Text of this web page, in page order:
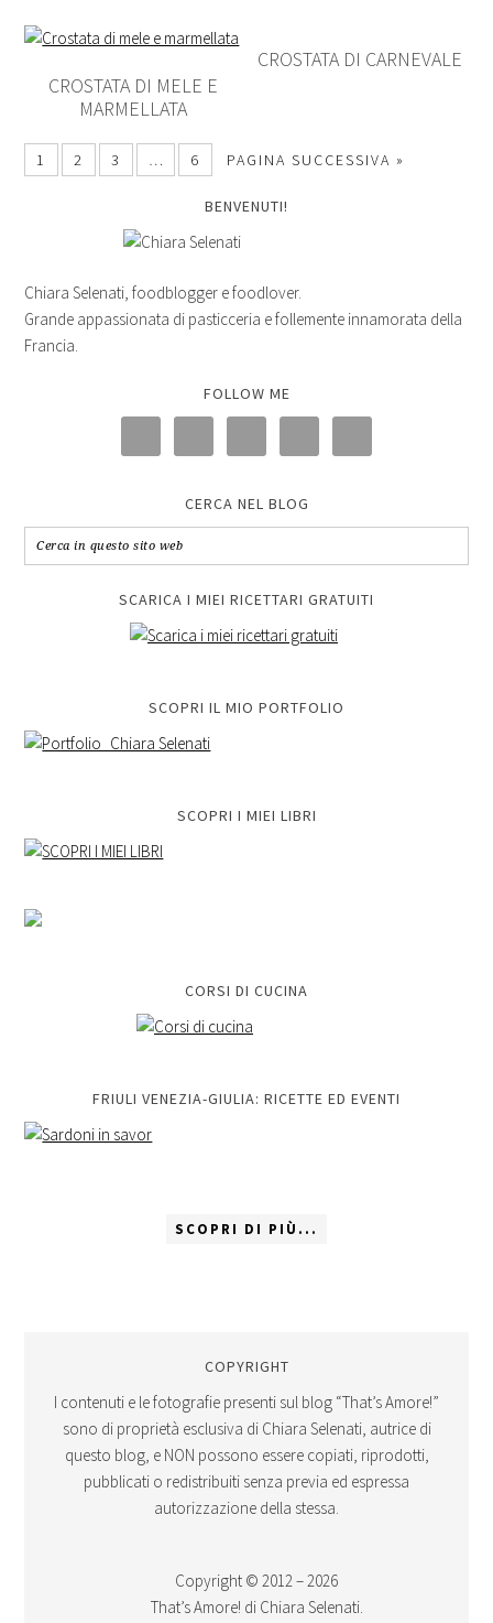
CROSTATA DI MELE E
MARMELLATA
CROSTATA DI CARNEVALE
1 2 3 … 6 PAGINA SUCCESSIVA »
BENVENUTI!
Chiara Selenati, foodblogger e foodlover.
Grande appassionata di pasticceria e follemente innamorata della
Francia.
FOLLOW ME
CERCA NEL BLOG
SCARICA I MIEI RICETTARI GRATUITI
SCOPRI IL MIO PORTFOLIO
SCOPRI I MIEI LIBRI
CORSI DI CUCINA
FRIULI VENEZIA-GIULIA: RICETTE ED EVENTI
SCOPRI DI PIÙ...
COPYRIGHT
I contenuti e le fotografie presenti sul blog “That’s Amore!”
sono di proprietà esclusiva di Chiara Selenati, autrice di
questo blog, e NON possono essere copiati, riprodotti,
pubblicati o redistribuiti senza previa ed espressa
autorizzazione della stessa.
Copyright © 2012 – 2026
That’s Amore! di Chiara Selenati.